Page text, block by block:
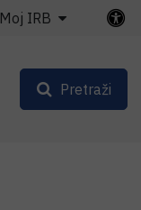
Moj IRB
Pretraži